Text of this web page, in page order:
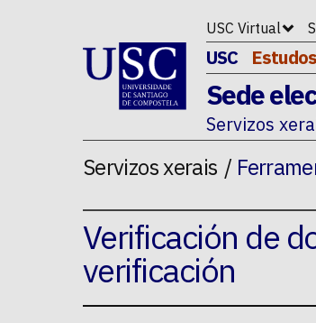
USC Virtual
USC Estudos
Sede
Servizos
Servizos xerais
Verificación de
verificación